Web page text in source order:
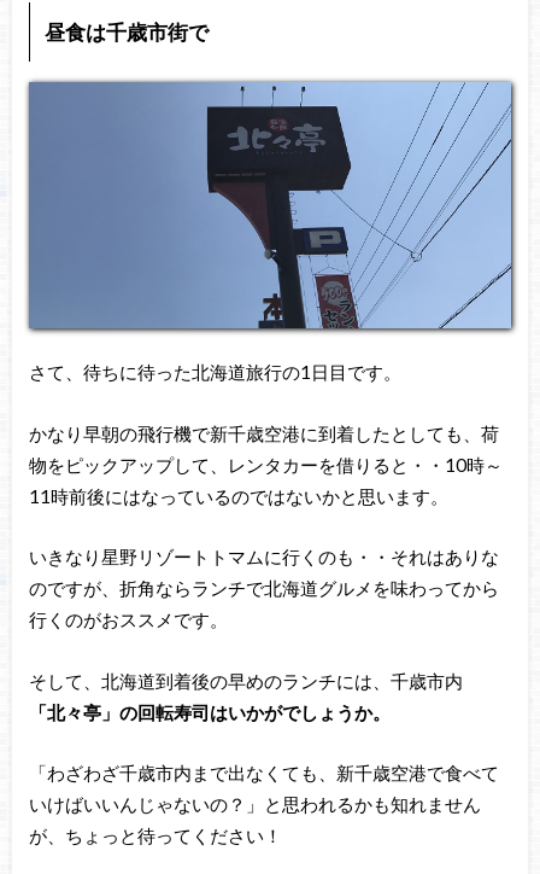
昼食は千歳市街で
さて、待ちに待った北海道旅行の1日目です。
かなり早朝の飛行機で新千歳空港に到着したとしても、荷
物をピックアップして、レンタカーを借りると・・10時～
11時前後にはなっているのではないかと思います。
いきなり星野リゾートトマムに行くのも・・それはありな
のですが、折角ならランチで北海道グルメを味わってから
行くのがおススメです。
そして、北海道到着後の早めのランチには、千歳市内
「北々亭」の回転寿司はいかがでしょうか。
「わざわざ千歳市内まで出なくても、新千歳空港で食べて
いけばいいんじゃないの？」と思われるかも知れません
が、ちょっと待ってください！